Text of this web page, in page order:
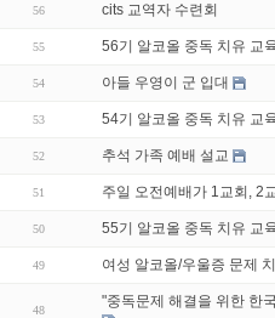
56 cits 교역자 수련회
55 56기 알코올 중독 치유 교
54 아들 우영이 군 입대
53 54기 알코올 중독 치유 교
52 추석 가족 예배 설교
51 주일 오전예배가 1교회, 2
50 55기 알코올 중독 치유 교
49 여성 알코올/우울증 문제
48
"중독문제 해결을 위한 한